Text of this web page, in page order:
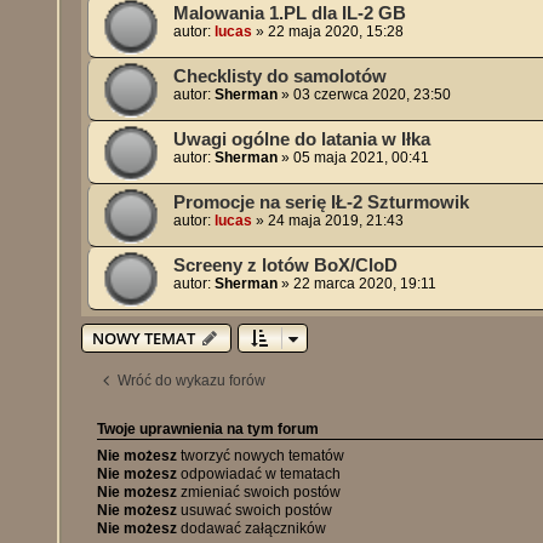
Malowania 1.PL dla IL-2 GB
autor: lucas »22 maja 2020, 15:28
Checklisty do samolotów
autor:Sherman »03 czerwca 2020, 23:50
Uwagi ogólne do latania w Iłka
autor:Sherman »05 maja 2021, 00:41
Promocje na serię IŁ-2 Szturmowik
autor: lucas »24 maja 2019, 21:43
Screeny z lotów BoX/CloD
autor:Sherman »22 marca 2020, 19:11
NOWY TEMAT
Wróć do wykazu forów
Twoje uprawnienia na tym forum
Nie możesz tworzyć nowych tematów
Nie możesz odpowiadać w tematach
Nie możesz zmieniać swoich postów
Nie możesz usuwać swoich postów
Nie możesz dodawać załączników